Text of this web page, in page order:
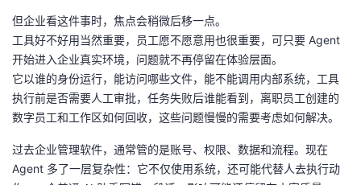
注
开
发
者
的
Programs
我
的
支
持
但企业看这件事时，焦点会稍微后移一点。
工具好不好用当然重要，员工愿不愿意用也很重要，可只要 Agent
开始进入企业真实环境，问题就不再停留在体验层面。
它以谁的身份运行，能访问哪些文件，能不能调用内部系统，工具
执行前是否需要人工审批，任务失败后谁能看到，离职员工创建的
数字员工和工作区如何回收，这些问题慢慢的需要考虑如何解决。
过去企业管理软件，通常管的是账号、权限、数据和流程。现在
Agent 多了一层复杂性：它不仅使用系统，还可能代替人去执行动